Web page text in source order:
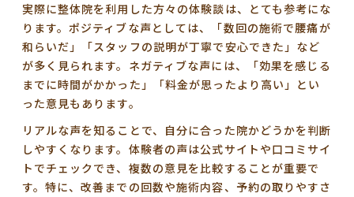
実際に整体院を利用した方々の体験談は、とても参考にな
ります。 ポジティブな声としては、「数回の施術で腰痛が
和らいだ」「スタッフの説明が丁寧で安心できた」など
が多く見られます。 ネガティブな声には、「効果を感じる
までに時間がかかった」「料金が思ったより高い」とい
った意見もあります。
リアルな声を知ることで、自分に合った院かどうかを判断
しやすくなります。体験者の声は公式サイトや口コミサイ
トでチェックでき、複数の意見を比較することが重要で
す。特に、改善までの回数や施術内容、予約の取りやすさ